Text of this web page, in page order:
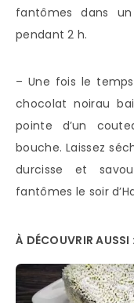
fantômes dans
pendant 2 h.
– Une fois le
chocolat noirau
pointe d’un
bouche. Laissez
durcisse et
fantômes le soir
À DÉCOUVRIR AUSSI :